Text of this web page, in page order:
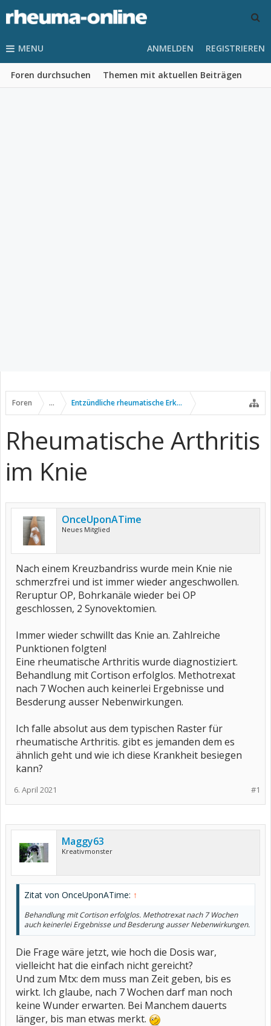
MENU
Foren durchsuchen Themen mit aktuellen Beiträgen
ANMELDEN REGISTRIEREN
Foren ... Entzündliche rheumatische Erkrankungen
Rheumatische Arthritis
im Knie
OnceUponATime
Neues Mitglied
Nach einem Kreuzbandriss wurde mein Knie nie
schmerzfrei und ist immer wieder angeschwollen.
Reruptur OP, Bohrkanäle wieder bei OP
geschlossen, 2 Synovektomien.
Immer wieder schwillt das Knie an. Zahlreiche
Punktionen folgten!
Eine rheumatische Arthritis wurde diagnostiziert.
Behandlung mit Cortison erfolglos. Methotrexat
nach 7 Wochen auch keinerlei Ergebnisse und
Besderung ausser Nebenwirkungen.
Ich falle absolut aus dem typischen Raster für
rheumatische Arthritis. gibt es jemanden dem es
ähnlich geht und wie ich diese Krankheit besiegen
kann?
#1
6. April 2021
Maggy63
Kreativmonster
Zitat von OnceUponATime: ↑
Behandlung mit Cortison erfolglos. Methotrexat nach 7 Wochen
auch keinerlei Ergebnisse und Besderung ausser Nebenwirkungen.
Die Frage wäre jetzt, wie hoch die Dosis war,
vielleicht hat die einfach nicht gereicht?
Und zum Mtx: dem muss man Zeit geben, bis es
wirkt. Ich glaube, nach 7 Wochen darf man noch
keine Wunder erwarten. Bei Manchem dauerts
länger, bis man etwas merkt.